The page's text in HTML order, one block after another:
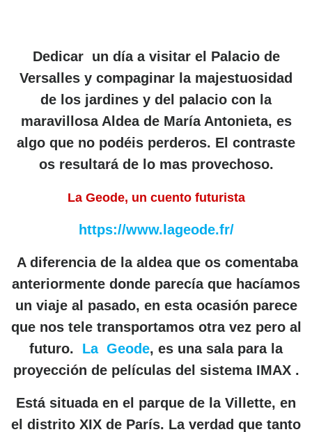
Dedicar
un día a visitar el Palacio de
Versalles y compaginar la majestuosidad
de los jardines y del palacio con la
maravillosa Aldea de María Antonieta, es
algo que no podéis perderos. El contraste
os resultará de lo mas provechoso.
La Geode, un cuento futurista
https://www.lageode.fr/
A diferencia de la aldea que os comentaba
anteriormente donde parecía que hacíamos
un viaje al pasado, en esta ocasión parece
que nos tele transportamos otra vez pero al
futuro. La Geode, es una sala para la
proyección de películas del sistema IMAX .
Está situada en el parque de la Villette, en
el distrito XIX de París. La verdad que tanto